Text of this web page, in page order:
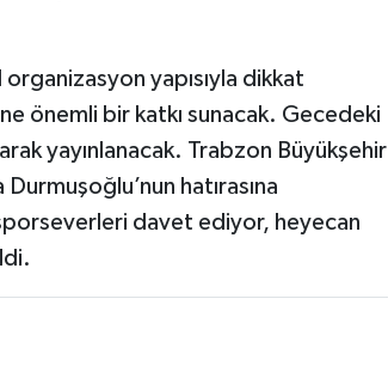
yapısıyla dikkat
önemli bir katkı sunacak. Gecedeki
yayınlanacak. Trabzon Büyükşehir
hatırasına
davet ediyor, heyecan